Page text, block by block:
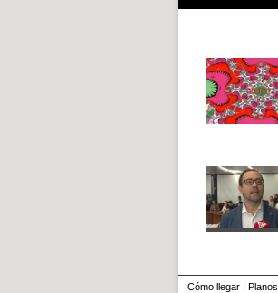
Cómo llegar I Planos